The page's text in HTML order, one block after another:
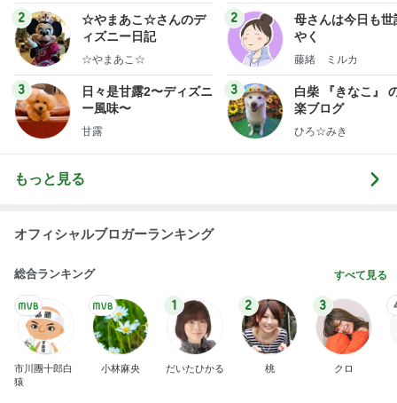
ログ
2
☆やまあこ☆さんのデ
ィズニー日記
☆やまあこ☆
3
日々是甘露2〜ディズニ
ー風味〜
甘露
2
母さんは今日も世
やく
藤緒 ミルカ
3
白柴 『きなこ』
楽ブログ
ひろ☆みき
もっと見る
オフィシャルブロガーランキング
総合ランキング すべて見る
市川團十郎白
猿
小林麻央
1
だいたひかる
2
桃
3
クロ